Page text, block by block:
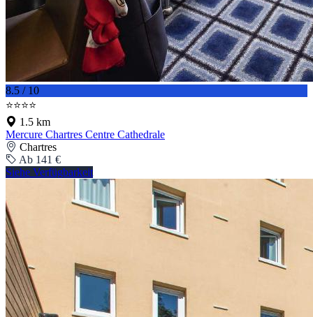
8.5 / 10
⭐⭐⭐⭐
1.5 km
Mercure Chartres Centre Cathedrale
Chartres
Ab 141 €
Siehe Verfügbarkeit